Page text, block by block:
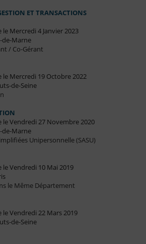
ET TRANSACTIONS
Mercredi 4 Janvier 2023
de-Marne
/ Co-Gérant
le Mercredi 19 Octobre 2022
de-Seine
le Vendredi 27 Novembre 2020
de-Marne
Unipersonnelle (SASU)
Vendredi 10 Mai 2019
le Même Département
Vendredi 22 Mars 2019
de-Seine